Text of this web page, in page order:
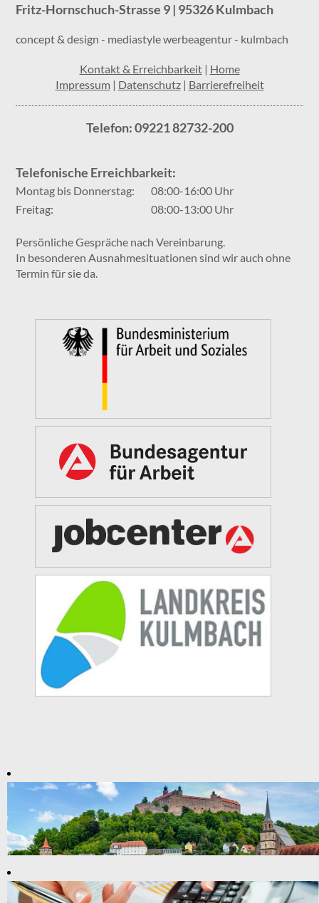
Fritz-Hornschuch-Strasse 9 | 95326 Kulmbach
concept & design - mediastyle werbeagentur - kulmbach
Kontakt & Erreichbarkeit| Home
Impressum | Datenschutz| Barrierefreiheit
Telefon: 09221 82732-200
Telefonische Erreichbarkeit:
Montag bis Donnerstag:
08:00-16:00 Uhr
Freitag:
08:00-13:00 Uhr
Persönliche Gespräche nach Vereinbarung.
In besonderen Ausnahmesituationen sind wir auch ohne
Termin für sie da.